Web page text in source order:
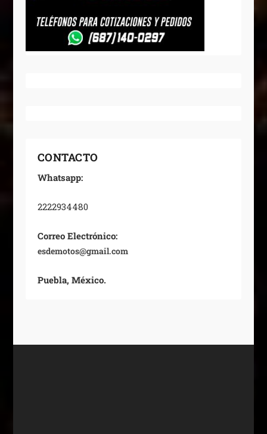
CONTACTO
Whatsapp:
2222934480
Correo Electrónico:
esdemotos@gmail.com
Puebla, México.